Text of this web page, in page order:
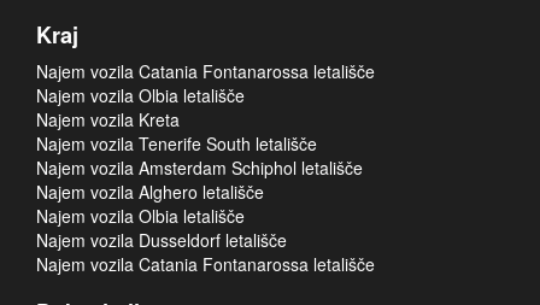
Kraj
Najem vozila Catania Fontanarossa letališče
Najem vozila Olbia letališče
Najem vozila Kreta
Najem vozila Tenerife South letališče
Najem vozila Amsterdam Schiphol letališče
Najem vozila Alghero letališče
Najem vozila Olbia letališče
Najem vozila Dusseldorf letališče
Najem vozila Catania Fontanarossa letališče